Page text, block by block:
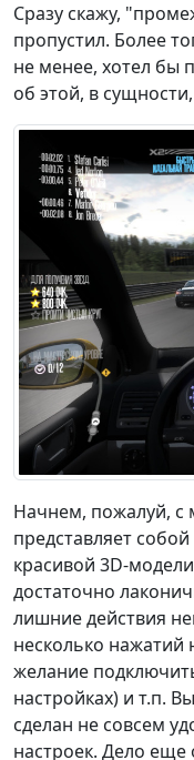
Сразу скажу,
пропустил. Более
не менее, хотел бы
об этой, в
Начнем, пожалуй, с
представляет
красивой 3D-
достаточно
лишние действия
несколько нажатий
желание
настройках) и т.п.
сделан не совсем
настроек. Дело еще